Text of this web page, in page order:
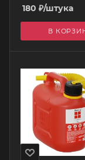
180 ₽/штука
В